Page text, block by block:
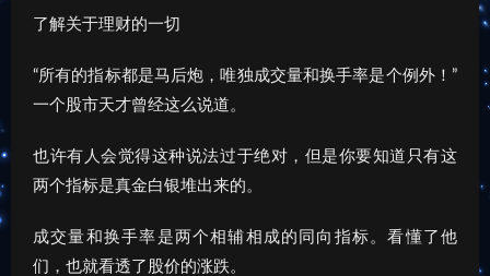
了解关于理财的一切
“所有的指标都是马后炮，唯独成交量和换手率是个例外！”
一个股市天才曾经这么说道。
也许有人会觉得这种说法过于绝对，但是你要知道只有这
两个指标是真金白银堆出来的。
成交量和换手率是两个相辅相成的同向指标。看懂了他
们，也就看透了股价的涨跌。